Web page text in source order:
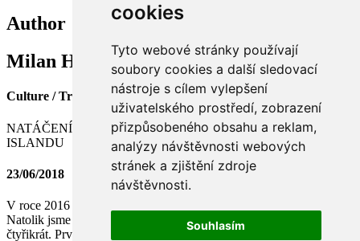
cookies
Tyto webové stránky používají
soubory cookies a další sledovací
nástroje s cílem vylepšení
uživatelského prostředí, zobrazení
přizpůsobeného obsahu a reklam,
analýzy návštěvnosti webových
stránek a zjištění zdroje
návštěvnosti.
Souhlasím
Author
Milan Hruška
Culture / Travel
NATÁČENÍ DOKUMENTU A TVORBA KALENDÁŘE O
ISLANDU
23/06/2018
V roce 2016 jsme poprvé navštívili tento vulkanicky aktivní ostrov.
Natolik jsme si toto místo zamilovali, že jsme navštívili celkem
čtyřikrát. První natáčení bylo se známým cestovatelem Jiřím